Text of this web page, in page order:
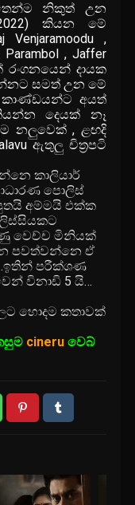
නිකුත් උන
කියන මේ
,
Parambol , Jaffer
දායක
සමත් උන මේ
කාණ්ඩයන්ට අයත්
දෙයක් නෑ
නලුවෙක් , ළඟදි
ඇතුලු චිත්‍රපටි
කාලියාර්
පොලිස්
අම්මයි එක්ක
වෙච්ච මිනියක්
පවත්වන්නෙ ඒ
පරීක්ශණ
විනාඩි 5 යි…
හොදම කතාවක්
cineru වෙබ්